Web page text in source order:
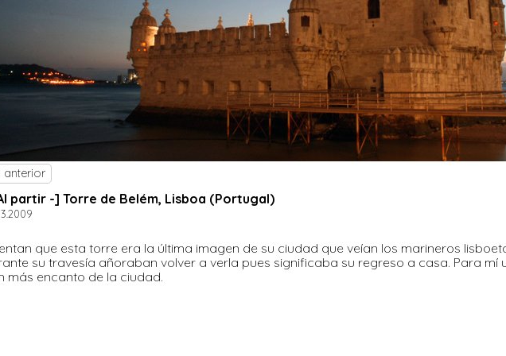
anterior
partir -] Torre de Belém, Lisboa (Portugal)
que esta torre era la última imagen de su ciudad que veían los marineros
su travesía añoraban volver a verla pues significaba su regreso a casa. Para mí
más encanto de la ciudad.